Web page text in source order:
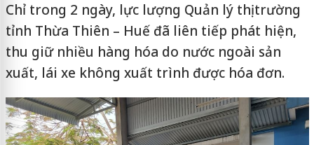
Chỉ trong 2 ngày, lực lượng Quản lý thị trường
tỉnh Thừa Thiên – Huế đã liên tiếp phát hiện,
thu giữ nhiều hàng hóa do nước ngoài sản
xuất, lái xe không xuất trình được hóa đơn.